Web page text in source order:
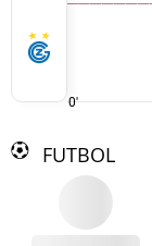
0'
FUTBOL